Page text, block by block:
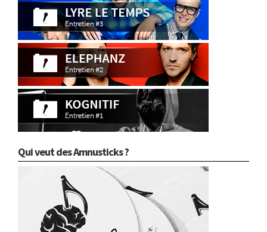
Qui veut des Amnusticks ?